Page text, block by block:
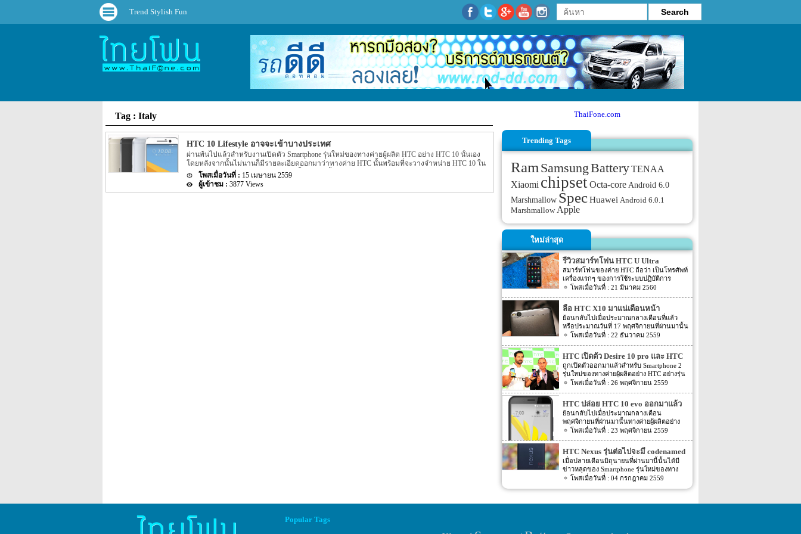
Trend Stylish Fun
Tag : Italy
HTC 10 Lifestyle อาจจะเข้าบางประเทศ
ผ่านพ้นไปแล้วสำหรับงานเปิดตัว Smartphone รุ่นใหม่ของทางค่ายผู้ผลิต HTC อย่าง HTC 10 นั้นเอง
โดยหลังจากนั้นไม่นานก็มีรายละเอียดออกมาว่าทางค่าย HTC นั้นพร้อมที่จะวางจำหน่าย HTC 10 ใน
แต่ละประเทศแล้ว โดยแต่ละประเทศนั้นจะมีดังนี้ USA, UK, Germany, France, Austria, Finland, Italy,
Spain และ Sweden แต่ล่าสุดนั้นกลับมีรายงานออกมาว่า ในบางประเทศนั้น HTC 10 อาจจะไม่เข้าแต่จะ
เป็นอีกหนึ่งรุ่นอย่าง HTC 10 Lifestyle นั้นเองที่เข้าแทน สำหรับรุ่น HTC 10 Lifestyle นั้นจะมาพนร้อมกับ
15 เมษายน 2559
3877 Views
ThaiFone.com
Trending Tags
Ram SamsungBatteryTENAA
Xiaomi chipsetOcta-core Android 6.0
Marshmallow SpecHuawei Android 6.0.1
Marshmallow Apple
ใหม่ล่าสุด
รีวิวสมาร์ทโฟน HTC U Ultra
สมาร์ทโฟนของค่าย HTC ถือว่า เป็นโทรศัพท์
เครื่องแรกๆ ของการใช้ระบบปฏิบัติการ
Android หลายคนน่าจะจำได้ ในช่วงนั้นมี
Bird ที่ฮิตกันทั่วบ้านทั่วเมือง สมาร์ทโฟนหนึ่ง
ในที่สามารถเล่นเกมส์ Angry Bird นี้ได้ ก็คือ
สมาร์ทโฟนจากค่าย HTC หลังจากนั้น HTC
ก็ได้มีการพัฒนาสมาร์ทโฟนขึ้นมาอีก
มากมาย ล่าสุดได้เตรียมปล่อยรุ่นใหม่ อย่าง
HTC U Ultra HTC U Ultra มาพร้อมกับหน้า
จอ Super LCD5 มีขนาด 5.7 นิ้ว หน้าจอเป็น
แบบ Gorilla Glass 5 ซึ่งเป็นหน้าจอใหม่ที่
สามารถป้องกันรอยขีดข่วนได้ ความละเอียด
ของภาพสูงถึง 1,040 X 2,560 พิกเซล
(513ppi) ใช้ชิปประมวลผล Snapdragon 820
ที่มีความเร็วให้เลือกถึง 2 แบบ คือ 2.15GHz
และ […]
21 มีนาคม 2560
ลือ HTC X10 มาแน่เดือนหน้า
ย้อนกลับไปเมื่อประมาณกลางเดือนที่แล้ว
หรือประมาณวันที่ 17 พฤศจิกายนที่ผ่านมานั้น
ได้มีข่าวของ Smartphone รุ่นใหม่จากทางค่าย
แล้ว โดยรายละเอียดในตอนนั้นระบุว่า HTC
X10 รุ่นใหม่นี้นั้นได้ผ่าน certified หรือผ่าน
การตรวจสอบจากประเทศ Russia แล้ว โดย
อีกรุ่นที่ผ่านการตรวจสอบไปด้วยก็คือ Desire
650 แต่ล่าสุดนี้กลับมีข่าวของ HTC X10 ออก
มาอีกครั้ง สำหรับข่าวล่าสุดของ HTC X10 ที่
ออกมานี้นั้น ตามข่าวได้ระบุว่า HTC X10 นี้
จะถูกขับเคลื่อนตัวเครื่องด้วย Chipset อย่าง
Helio P10 อีกทั้งข่าวที่ออกมาก่อนหน้านี้นั้น
ไม่ได้ระบุรายละเอียดใดๆ ของตัวเครื่องออก
มาอีกด้วย โดยระบุออกมาเพียงแค่ชื่อของตัว
เครื่องอย่าง HTC X10 เท่านั้น แต่ล่าสุดนี้นั้น
ตามข่าวได้เปิดเผยรายละเอียดต่างๆ ของตัว
เครื่องออกมาอีกด้วย โดย Spec ของ HTC
X10 ที่ระบุออกมาล่าสุดนี้นั้นระบุว่าตัวเครื่อง
จะถูกขับเคลื่อนตัวเครื่องด้วย Chipset อย่าง
22 ธันวาคม 2559
HTC เปิดตัว Desire 10 pro และ HTC
10 evo ที่อินเดียแล้ว
ถูกเปิดตัวออกมาแล้วสำหรับ Smartphone 2
รุ่นใหม่ของทางค่ายผู้ผลิตอย่าง HTC อย่างรุ่น
Desire 10 pro และ HTC 10 evo ส่วนรุ่น
แล้วนั้นก็พร้อมวางจำหน่ายแล้ว โดยราย
ละเอียดของข่าวยังได้ระบุ Spec ภายในตัว
เครื่องของ Desire 10 pro ออกมาอีกด้วย โดย
Desire 10 pro รุ่นนี้จะมาพร้อมกับหน้าจอแส
ดงผลขนาด 5.5 นิ้ว โดยหน้าจอจะให้ความ
ละเอียดของภาพอยุ่ที่ 1080p สำหรับ Chipset
ทีขับเคลื่อนตัวเครื่องนั้นจะเป็น Chipset อย่าง
MediaTek Helio P10 สำหรับขนาดของ Ram
ภายในตัวเครื่องนั้นจะมีขนาดอยู่ที่ 4GB โดย
จะมาพร้อมกับขนาดพื้นที่ภายในตัวเครื่อง
ขนาด 64GB ในส่วนของความละเอียดของ
กล้องนั้นจะให้ความละเอียดของกล้องอยู่ที่ 20
26 พฤศจิกายน 2559
HTC ปล่อย HTC 10 evo ออกมาแล้ว
ย้อนกลับไปเมื่อประมาณกลางเดือน
พฤศจิกายนที่ผ่านมานั้นทางค่ายผู้ผลิตอย่าง
HTC นั้นได้ส่งหมายเชิญสำหรับงานเปิดตัว
มา โดยรายละเอียดในตอนนั้นระบุว่าทาง
HTC นั้นจะเปิดตัว Smartphone รุ่นใหม่อย่าง
HTC 10 evo ออกมาภายในงานดังกล่าว โดย
งานจะถูกจัดขึ้นที่ Taiwan ภายในสัปดาห์หน้า
ซึ่งก็เป็นสัปดาห์นี้พอดี แต่แล้วแต่ HTC นั้นก็
ทำตามสัญญาโดยเปิดตัว HTC 10 evo ออกมา
รุ่นใหม่ของทางค่ายผู้ผลิตอย่าง HTC อย่างรุ่น
23 พฤศจิกายน 2559
HTC Nexus รุ่นต่อไปจะมี codenamed
ว่า Marlin
เมื่อปลายเดือนมิถุนายนที่ผ่านมานี้นั้นได้มี
ข่าวหลุดของ Smartphone รุ่นใหม่ของทาง
HTC ถูกเปิดเผยออกมาแล้ว โดยรุ่นนั้นจะมา
HTC Nexus ออกมาเพียงรุ่นเดียวเท่านั้น แต่ยัง
04 กรกฎาคม 2559
Popular Tags